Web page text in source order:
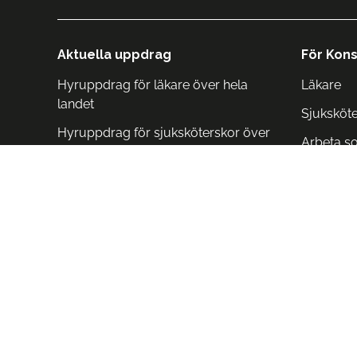
Aktuella uppdrag
Hyruppdrag för läkare över hela
landet
Hyruppdrag för sjuksköterskor över
För
Läkare
Arbeta